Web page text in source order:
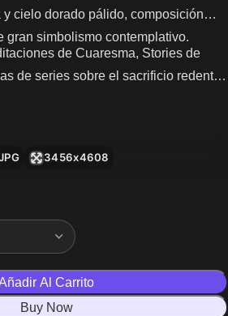
y cielo dorado pálido, composición
gran simbolismo contemplativo.
de Cuaresma, Stories de
de series sobre el sacrificio redentor
3456x4608
Al Carrito
Buy Now